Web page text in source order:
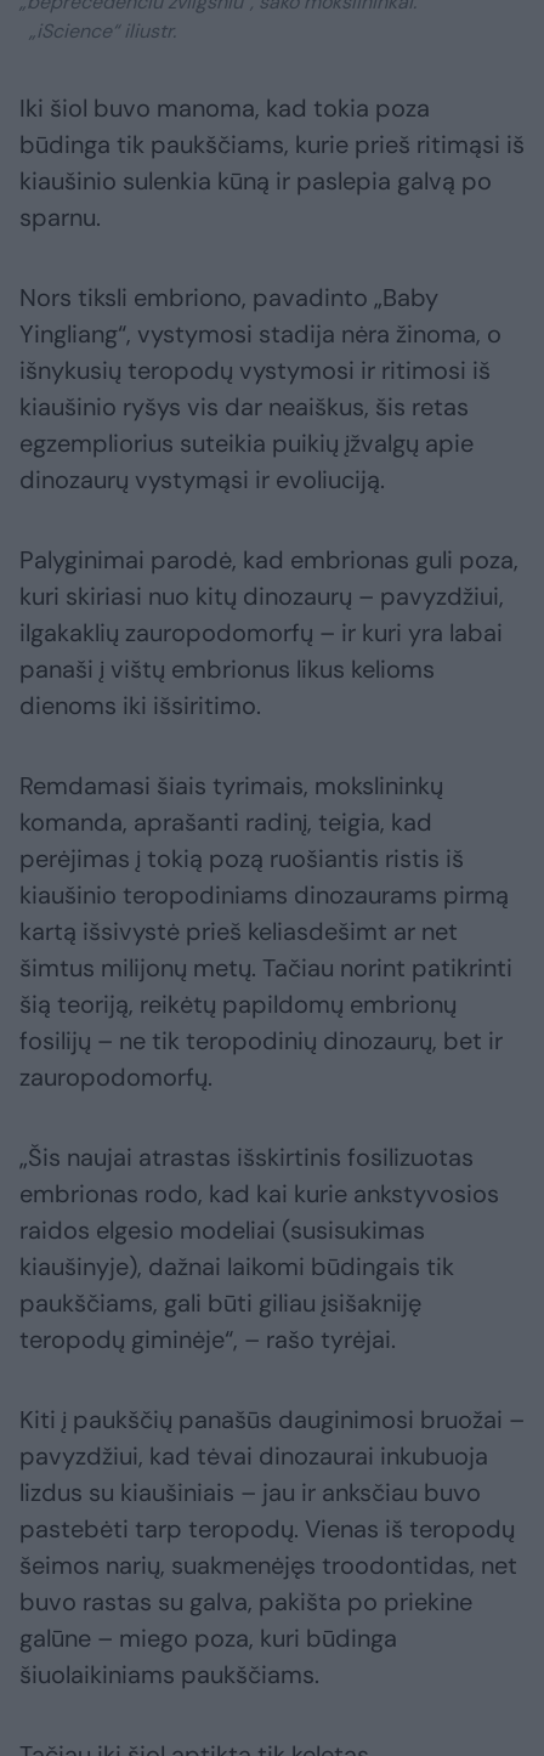
„iScience“ iliustr.
Iki šiol buvo manoma, kad tokia poza
būdinga tik paukščiams, kurie prieš ritimąsi iš
kiaušinio sulenkia kūną ir paslepia galvą po
sparnu.
Nors tiksli embriono, pavadinto „Baby
Yingliang“, vystymosi stadija nėra žinoma, o
išnykusių teropodų vystymosi ir ritimosi iš
kiaušinio ryšys vis dar neaiškus, šis retas
egzempliorius suteikia puikių įžvalgų apie
dinozaurų vystymąsi ir evoliuciją.
Palyginimai parodė, kad embrionas guli poza,
kuri skiriasi nuo kitų dinozaurų – pavyzdžiui,
ilgakaklių zauropodomorfų – ir kuri yra labai
panaši į vištų embrionus likus kelioms
dienoms iki išsiritimo.
Remdamasi šiais tyrimais, mokslininkų
komanda, aprašanti radinį, teigia, kad
perėjimas į tokią pozą ruošiantis ristis iš
kiaušinio teropodiniams dinozaurams pirmą
kartą išsivystė prieš keliasdešimt ar net
šimtus milijonų metų. Tačiau norint patikrinti
šią teoriją, reikėtų papildomų embrionų
fosilijų – ne tik teropodinių dinozaurų, bet ir
zauropodomorfų.
„Šis naujai atrastas išskirtinis fosilizuotas
embrionas rodo, kad kai kurie ankstyvosios
raidos elgesio modeliai (susisukimas
kiaušinyje), dažnai laikomi būdingais tik
paukščiams, gali būti giliau įsišakniję
teropodų giminėje“, – rašo tyrėjai.
Kiti į paukščių panašūs dauginimosi bruožai –
pavyzdžiui, kad tėvai dinozaurai inkubuoja
lizdus su kiaušiniais – jau ir anksčiau buvo
pastebėti tarp teropodų. Vienas iš teropodų
šeimos narių, suakmenėjęs troodontidas, net
buvo rastas su galva, pakišta po priekine
galūne – miego poza, kuri būdinga
šiuolaikiniams paukščiams.